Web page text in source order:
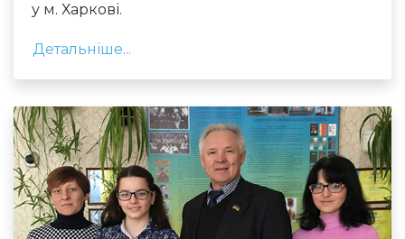
у м. Харкові.
Детальніше...